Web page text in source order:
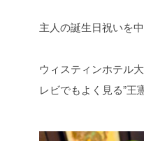
主人の誕生日祝いを
ウィスティンホテル
レビでもよく見る”王